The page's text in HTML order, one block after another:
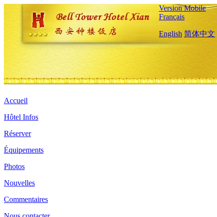
Version Mobile
Français
English 简体中文
Accueil
Hôtel Infos
Réserver
Équipements
Photos
Nouvelles
Commentaires